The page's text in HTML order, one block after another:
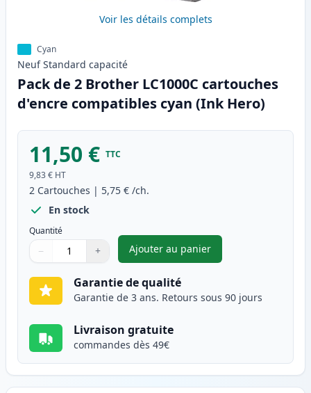
Voir les détails complets
Cyan
Neuf Standard capacité
Pack de 2 Brother LC1000C cartouches
d'encre compatibles cyan (Ink Hero)
11,50 € TTC
9,83 € HT
2 Cartouches | 5,75 € /ch.
En stock
Quantité
Quantité
Utilisez les boutons pour ajuster
− +
Quantité
Ajouter au panier
,Pack de 2 Brother LC1000C
Garantie de qualité
Garantie de 3 ans. Retours sous 90 jours
Livraison gratuite
commandes dès 49€